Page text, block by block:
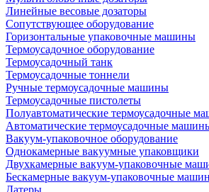
Линейные весовые дозаторы
Сопутствующее оборудование
Горизонтальные упаковочные машины
Термоусадочное оборудование
Термоусадочный танк
Термоусадочные тоннели
Ручные термоусадочные машины
Термоусадочные пистолеты
Полуавтоматические термоусадочные
Автоматические термоусадочные
Вакуум-упаковочное оборудование
Однокамерные вакуумные упаковщики
Двухкамерные вакуум-упаковочные
Бескамерные вакуум-упаковочные
Датеры